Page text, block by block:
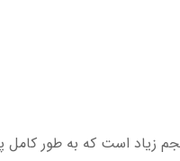
است که به طور کامل